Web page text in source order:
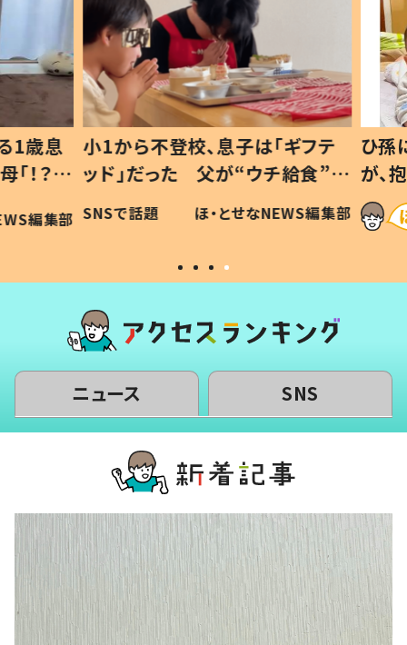
歳息
？」
編集部
小1から不登校、息子は「ギフテ
ッド」だった 父が“ウチ給食”を
作り続ける理由とは #令和の親
#令和の子
SNSで話題 ほ・とせなNEWS編集部
ひ孫
が、抱
「涙
い」
ニュース SNS